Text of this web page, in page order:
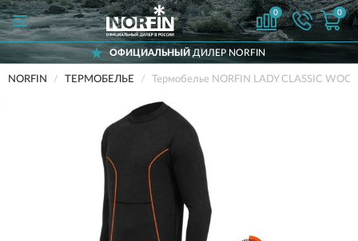
0 0
ОФИЦИАЛЬНЫЙ ДИЛЕР NORFIN
NORFIN ТЕРМОБЕЛЬЕ Термобелье NORFIN LADY CLASSIC